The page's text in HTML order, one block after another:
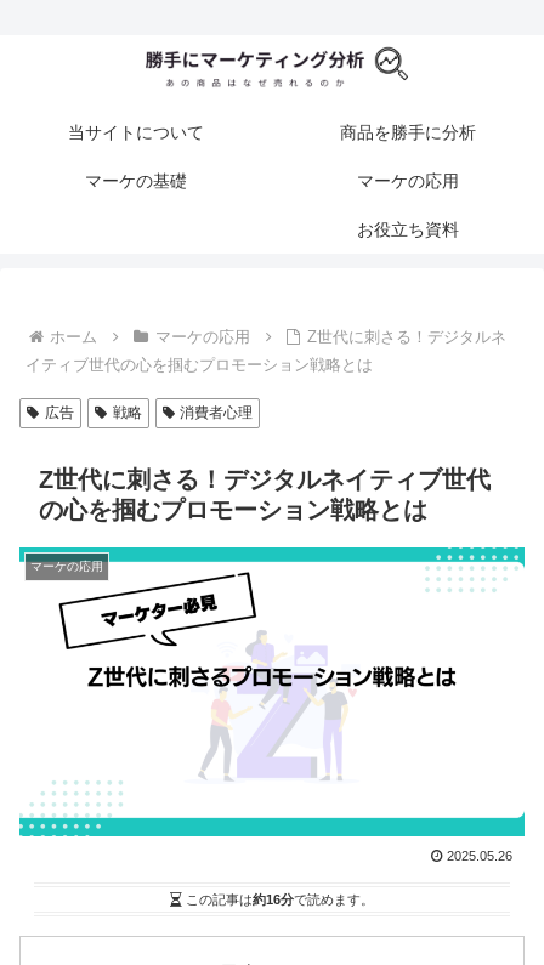
当サイトについて 商品を勝手に分析
マーケの基礎 マーケの応用
お役立ち資料
ホーム マーケの応用
Z世代に刺さる！デジタルネ
イティブ世代の心を掴むプロモーション戦略とは
広告 戦略 消費者心理
Z世代に刺さる！デジタルネイティブ世代
の心を掴むプロモーション戦略とは
マーケの応用
2025.05.26
この記事は約16分で読めます。